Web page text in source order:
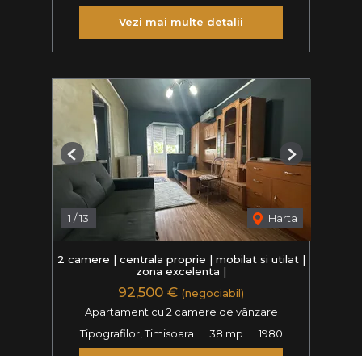
Vezi mai multe detalii
1 /13 Harta
Previous Next
2 camere | centrala proprie | mobilat si utilat |
zona excelenta |
92,500 € (negociabil)
Apartament cu 2 camere de vânzare
Tipografilor, Timisoara
38 mp 1980